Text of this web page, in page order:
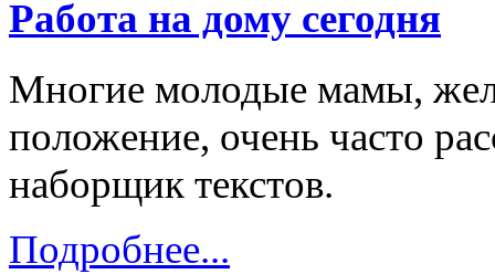
Работа на дому сегодня
Многие молодые мамы,
положение, очень часто
наборщик текстов.
Подробнее...